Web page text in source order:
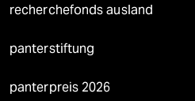
recherchefonds ausland
panterstiftung
panterpreis 2026